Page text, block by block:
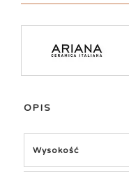
OPIS
Wysokość